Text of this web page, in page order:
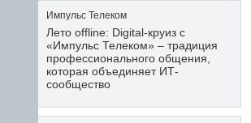
Импульс Телеком
Лето offline: Digital-круиз с
«Импульс Телеком» – традиция
профессионального общения,
которая объединяет ИТ-
сообщество